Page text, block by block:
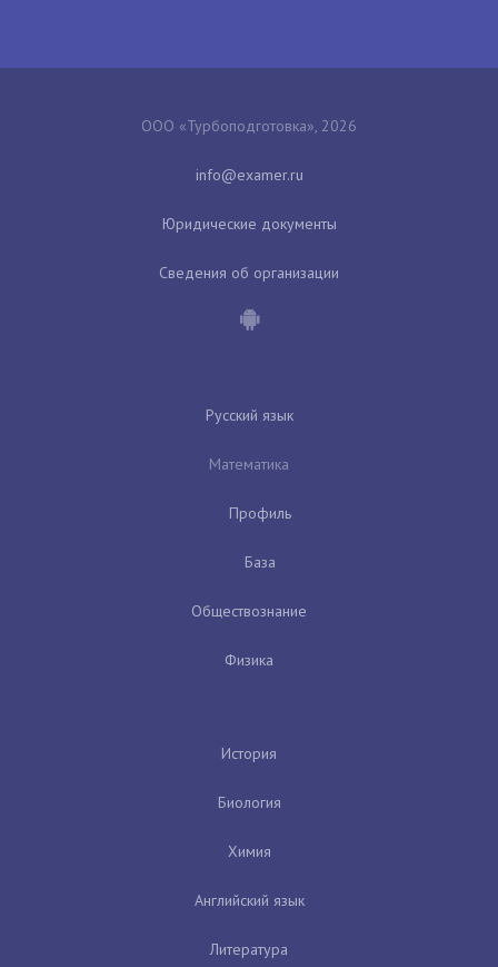
ООО «Турбоподготовка», 2026
Юридические документы
Сведения об организации
Русский язык
Математика
Профиль
База
Обществознание
Физика
История
Биология
Химия
Английский язык
Литература